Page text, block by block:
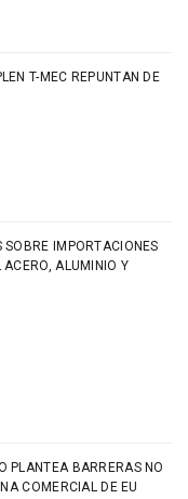
T-MEC REPUNTAN DE
IMPORTACIONES
ACERO, ALUMINIO Y
PLANTEA BARRERAS NO
COMERCIAL DE EU